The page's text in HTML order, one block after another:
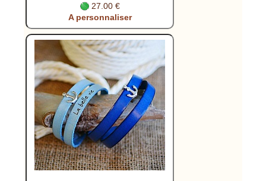
27.00 €
A personnaliser